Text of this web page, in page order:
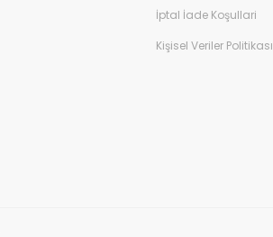
İptal İade Koşullari
Kişisel Veriler Politikası